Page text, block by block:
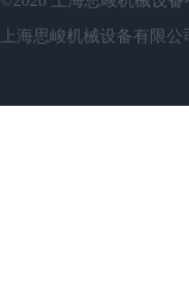
上海思峻机械设备有限